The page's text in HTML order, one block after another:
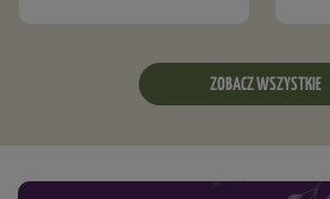
ZOBACZ WSZYSTKIE